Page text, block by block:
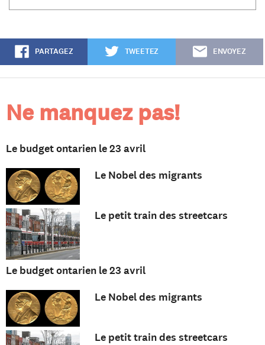
PARTAGEZ TWEETEZ ENVOYEZ
Ne manquez pas!
Le budget ontarien le 23 avril
Le Nobel des migrants
Le petit train des streetcars
Le budget ontarien le 23 avril
Le Nobel des migrants
Le petit train des streetcars